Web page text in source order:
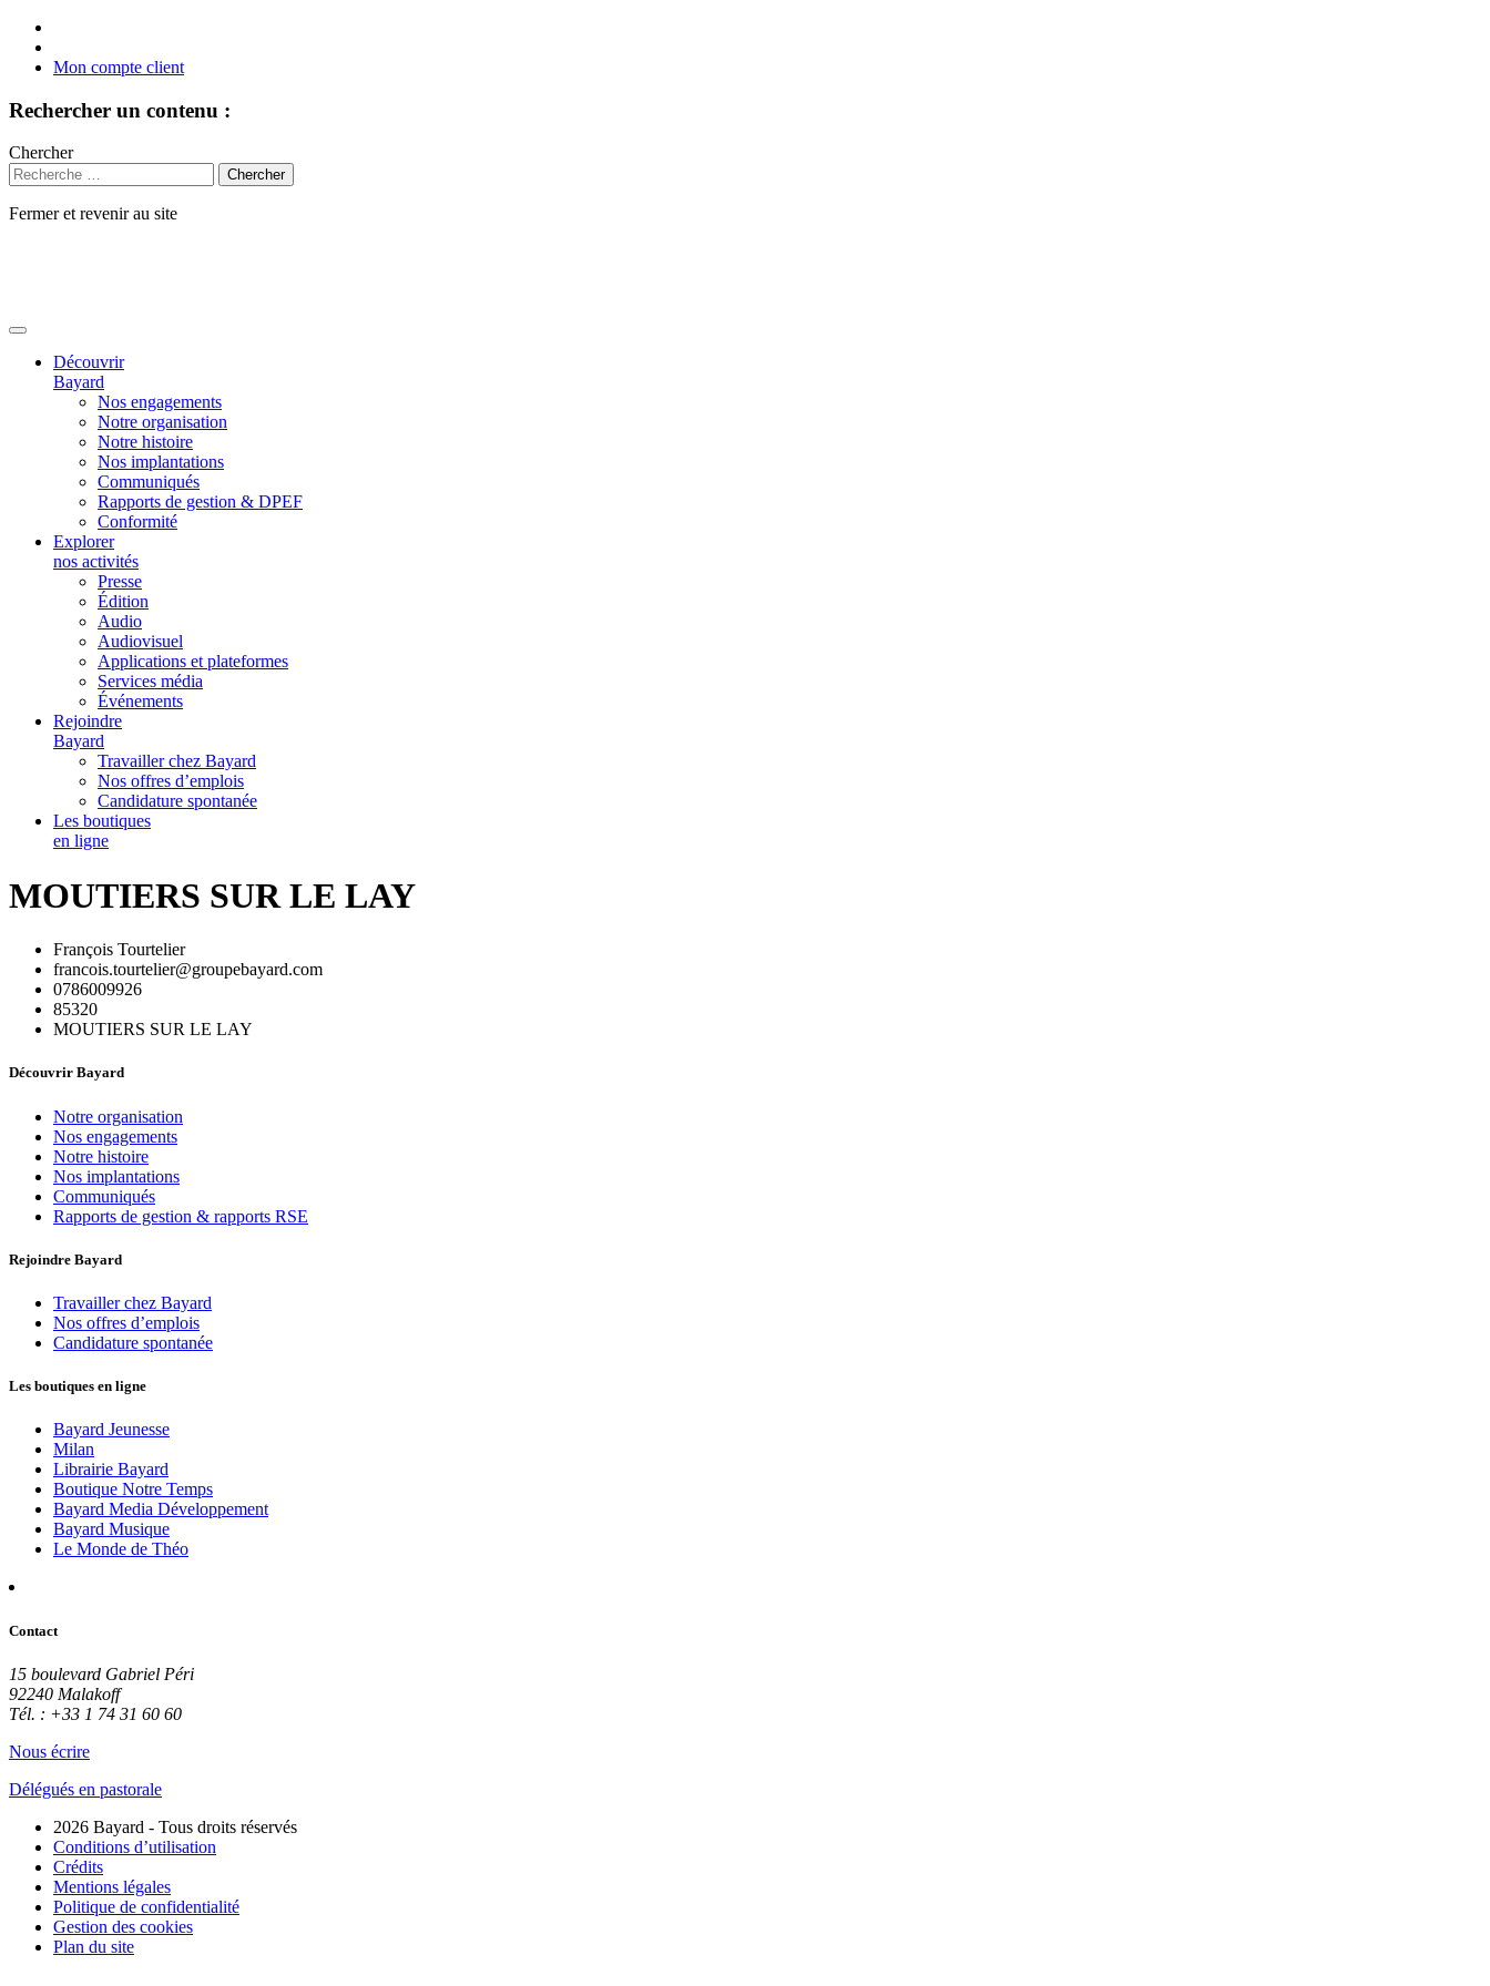
Mon compte client
Rechercher un contenu :
Chercher
Fermer et revenir au site
Découvrir
Bayard
Nos engagements
Notre organisation
Notre histoire
Nos implantations
Communiqués
Rapports de gestion & DPEF
Conformité
Explorer
nos activités
Presse
Édition
Audio
Audiovisuel
Applications et plateformes
Services média
Événements
Rejoindre
Bayard
Travailler chez Bayard
Nos offres d’emplois
Candidature spontanée
Les boutiques
en ligne
MOUTIERS SUR LE LAY
François Tourtelier
francois.tourtelier@groupebayard.com
0786009926
85320
MOUTIERS SUR LE LAY
Découvrir Bayard
Notre organisation
Nos engagements
Notre histoire
Nos implantations
Communiqués
Rapports de gestion & rapports RSE
Rejoindre Bayard
Travailler chez Bayard
Nos offres d’emplois
Candidature spontanée
Les boutiques en ligne
Bayard Jeunesse
Milan
Librairie Bayard
Boutique Notre Temps
Bayard Media Développement
Bayard Musique
Le Monde de Théo
Contact
15 boulevard Gabriel Péri
92240 Malakoff
Tél. : +33 1 74 31 60 60
Nous écrire
Délégués en pastorale
2026 Bayard - Tous droits réservés
Conditions d’utilisation
Crédits
Mentions légales
Politique de confidentialité
Gestion des cookies
Plan du site